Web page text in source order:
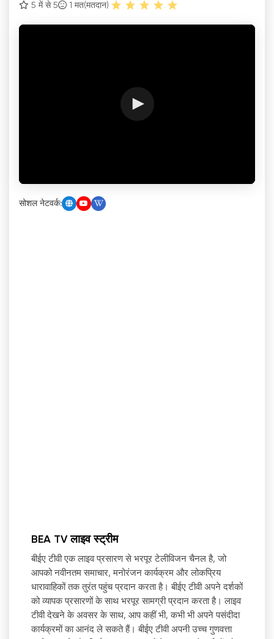
5 में से 5
1 मत(मतदान)
सोशल नेटवर्क:
BEA TV लाइव स्ट्रीम
बीईए टीवी एक लाइव प्रसारण से भरपूर टेलीविजन चैनल है, जो
आपको नवीनतम समाचार, मनोरंजन कार्यक्रम और लोकप्रिय
धारावाहिकों तक तुरंत पहुंच प्रदान करता है। बीईए टीवी अपने दर्शकों
को व्यापक प्रसारणों के साथ भरपूर सामग्री प्रदान करता है। लाइव
टीवी देखने के अवसर के साथ, आप कहीं भी, कभी भी अपने पसंदीदा
कार्यक्रमों का आनंद ले सकते हैं। बीईए टीवी अपनी उच्च गुणवत्ता